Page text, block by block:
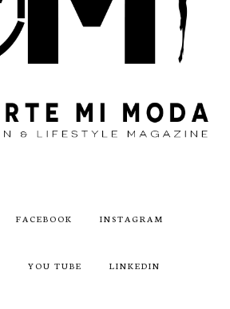
FACEBOOK INSTAGRAM
YOU TUBE LINKEDIN